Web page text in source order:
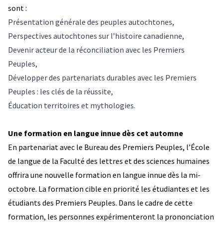
sont :
Présentation générale des peuples autochtones,
Perspectives autochtones sur l’histoire canadienne,
Devenir acteur de la réconciliation avec les Premiers
Peuples,
Développer des partenariats durables avec les Premiers
Peuples : les clés de la réussite,
Éducation territoires et mythologies.
Une formation en langue innue dès cet automne
En partenariat avec le Bureau des Premiers Peuples, l’École
de langue de la Faculté des lettres et des sciences humaines
offrira une nouvelle formation en langue innue dès la mi-
octobre. La formation cible en priorité les étudiantes et les
étudiants des Premiers Peuples. Dans le cadre de cette
formation, les personnes expérimenteront la prononciation